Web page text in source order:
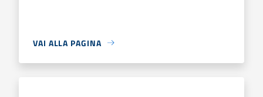
VAI ALLA PAGINA